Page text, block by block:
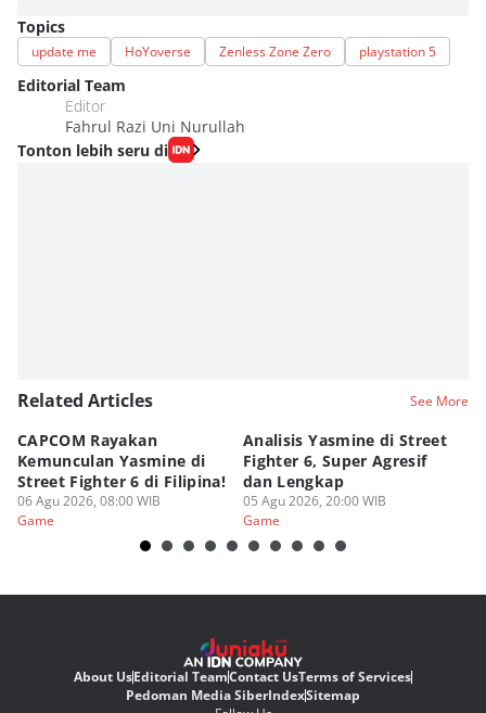
Topics
update me HoYoverse Zenless Zone Zero playstation 5
Editorial Team
Editor
Fahrul Razi Uni Nurullah
Tonton lebih seru di
Related Articles See More
CAPCOM Rayakan
Kemunculan Yasmine di
Street Fighter 6 di Filipina!
06 Agu 2026, 08:00 WIB
Game
Analisis Yasmine di Street
Fighter 6, Super Agresif
dan Lengkap
05 Agu 2026, 20:00 WIB
Game
About UsEditorial TeamContact UsTerms of Services
Pedoman Media SiberIndexSitemap